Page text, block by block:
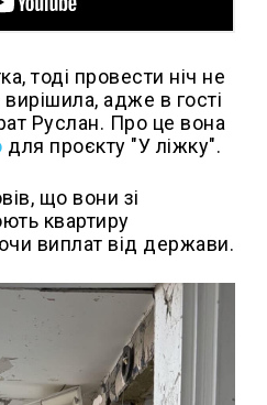
тоді провести ніч не
адже в гості
Руслан. Про це вона
для проєкту "У ліжку".
що вони зі
квартиру
виплат від держави.